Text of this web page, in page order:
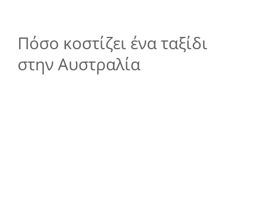
Πόσο κοστίζει ένα ταξίδι
στην Αυστραλία